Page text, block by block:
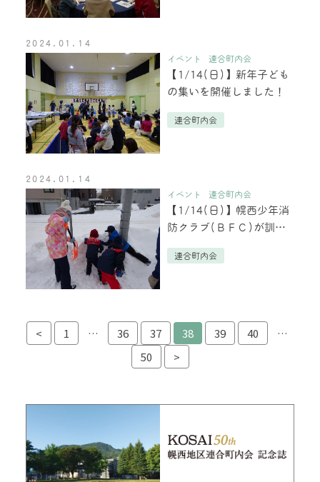
2024.01.14
イベント
連合町内会
【1/14(日)】新年子ども
の集いを開催しました！
連合町内会
2024.01.14
イベント
連合町内会
【1/14(日)】幌西少年消
防クラブ(ＢＦＣ)が訓練
連合町内会
< 1 … 36 37 38 39 40
…
50
>